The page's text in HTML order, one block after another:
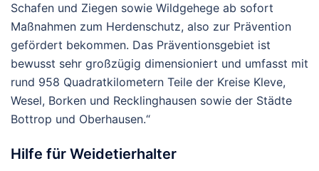
Schafen und Ziegen sowie Wildgehege ab sofort
Maßnahmen zum Herdenschutz, also zur Prävention
gefördert bekommen. Das Präventionsgebiet ist
bewusst sehr großzügig dimensioniert und umfasst mit
rund 958 Quadratkilometern Teile der Kreise Kleve,
Wesel, Borken und Recklinghausen sowie der Städte
Bottrop und Oberhausen.“
Hilfe für Weidetierhalter